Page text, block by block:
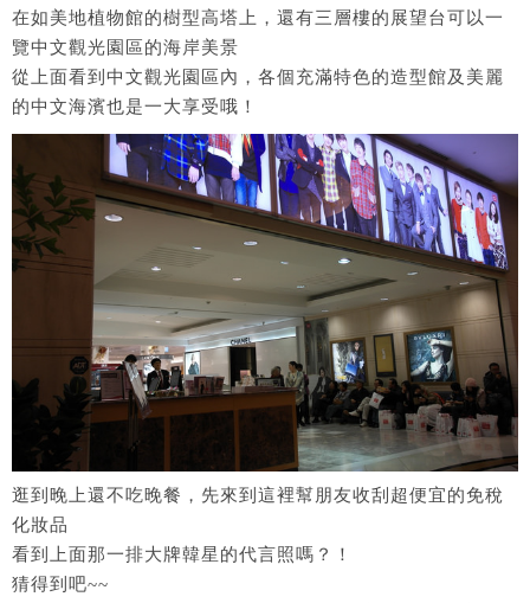
在如美地植物館的樹型高塔上，還有三層樓的展望台可以一
覽中文觀光園區的海岸美景
從上面看到中文觀光園區內，各個充滿特色的造型館及美麗
的中文海濱也是一大享受哦！
逛到晚上還不吃晚餐，先來到這裡幫朋友收刮超便宜的免稅
化妝品
看到上面那一排大牌韓星的代言照嗎？！
猜得到吧~~